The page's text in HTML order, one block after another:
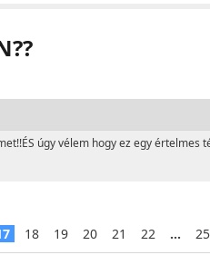
úgy vélem hogy ez egy
18 19 20 21 22 ... 25